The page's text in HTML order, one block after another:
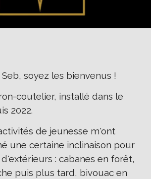
Seb,soyez les bienvenus !
coutelier, installé dans le
2022.
de jeunesse m'ont
une certaine inclinaison pour
: cabanes en forêt,
puis plus tard, bivouac en